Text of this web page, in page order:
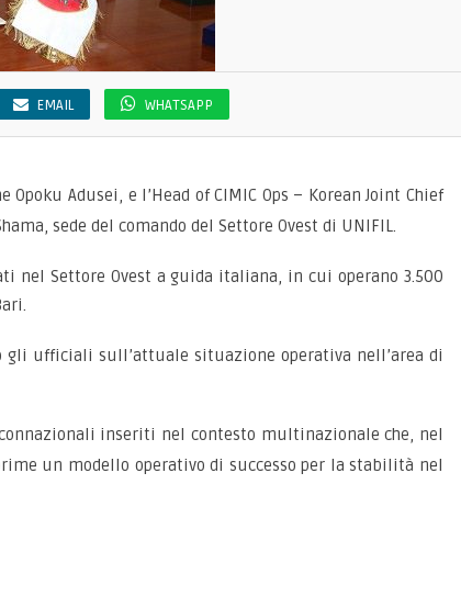
EMAIL WHATSAPP
Adusei, e l’Head of CIMIC Ops – Korean Joint Chief
sede del comando del Settore Ovest di UNIFIL.
nel Settore Ovest a guida italiana, in cui operano 3.500
gli ufficiali sull’attuale situazione operativa nell’area di
inseriti nel contesto multinazionale che, nel
un modello operativo di successo per la stabilità nel